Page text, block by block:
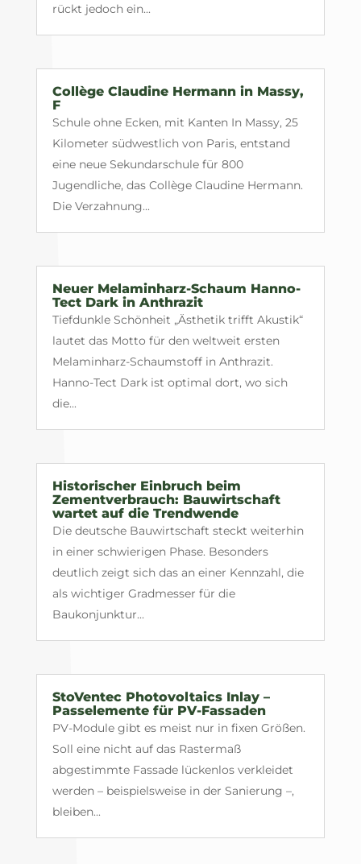
rückt jedoch ein...
Collège Claudine Hermann in Massy,
F
Schule ohne Ecken, mit Kanten In Massy, 25
Kilometer südwestlich von Paris, entstand
eine neue Sekundarschule für 800
Jugendliche, das Collège Claudine Hermann.
Die Verzahnung...
Neuer Melaminharz-Schaum Hanno-
Tect Dark in Anthrazit
Tiefdunkle Schönheit „Ästhetik trifft Akustik“
lautet das Motto für den weltweit ersten
Melaminharz-Schaumstoff in Anthrazit.
Hanno-Tect Dark ist optimal dort, wo sich
die...
Historischer Einbruch beim
Zementverbrauch: Bauwirtschaft
wartet auf die Trendwende
Die deutsche Bauwirtschaft steckt weiterhin
in einer schwierigen Phase. Besonders
deutlich zeigt sich das an einer Kennzahl, die
als wichtiger Gradmesser für die
Baukonjunktur...
StoVentec Photovoltaics Inlay –
Passelemente für PV-Fassaden
PV-Module gibt es meist nur in fixen Größen.
Soll eine nicht auf das Rastermaß
abgestimmte Fassade lückenlos verkleidet
werden – beispielsweise in der Sanierung –,
bleiben...